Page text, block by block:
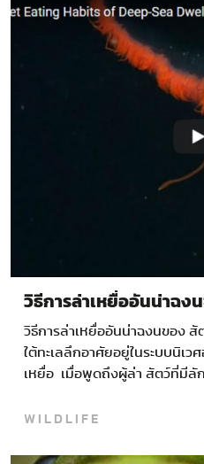
วิธีการล่าเหยื่ออันน่าฉง
วิธีการล่าเหยื่ออันน่าฉงนของ สั
ใต้ทะเลลึกอาศัยอยู่ในระบบนิเ
เหยื่อ เมื่อพูดถึงผู้ล่า สัตว์ที่มีลั
ทะเลลึกโดยยานสำรวจที่สามาร
WILDLIFE